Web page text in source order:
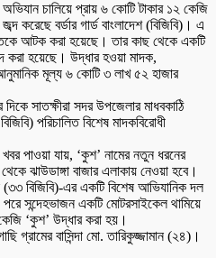
অভিযান চালিয়ে প্রায় ৬ কোটি টাকার ১২ কেজি
করেছে বর্ডার গার্ড বাংলাদেশ (বিজিবি)। এ
আটক করা হয়েছে। তার কাছ থেকে একটি
হয়েছে। উদ্ধার হওয়া মাদক,
মূল্য ৬ কোটি ৩ লাখ ৫২ হাজার
সাতক্ষীরা সদর উপজেলার মাধবকাঠি
পরিচালিত বিশেষ মাদকবিরোধী
পাওয়া যায়, ‘কুশ’ নামের নতুন ধরনের
ঝাউডাঙ্গা বাজার এলাকায় নেওয়া হবে।
(৩৩ বিজিবি)-এর একটি বিশেষ আভিযানিক দল
সন্দেহভাজন একটি মোটরসাইকেল থামিয়ে
‘কুশ’ উদ্ধার করা হয়।
গ্রামের বাসিন্দা মো. তারিকুজ্জামান (২৪)।